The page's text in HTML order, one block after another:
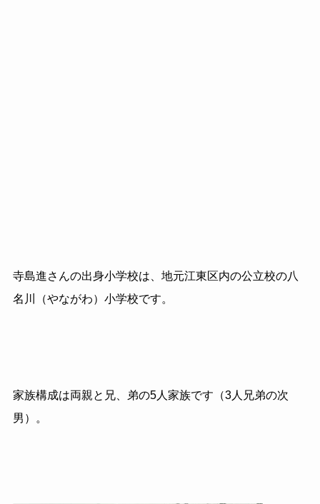
寺島進さんの出身小学校は、地元江東区内の公立校の八
名川（やながわ）小学校です。
家族構成は両親と兄、弟の5人家族です（3人兄弟の次
男）。